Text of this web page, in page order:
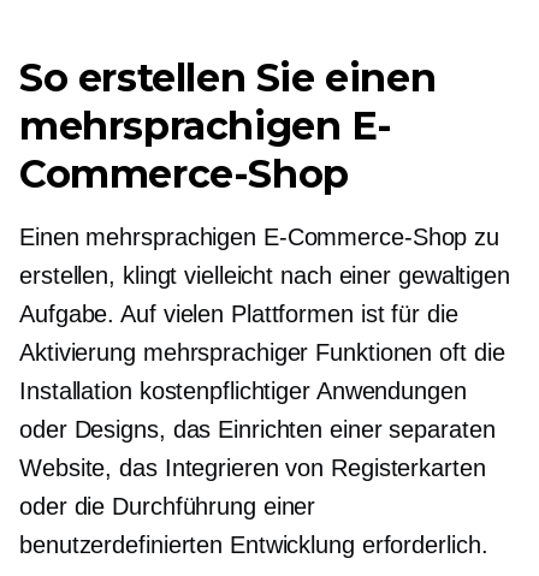
So erstellen Sie einen
mehrsprachigen E-
Commerce-Shop
Einen mehrsprachigen E-Commerce-Shop zu
erstellen, klingt vielleicht nach einer gewaltigen
Aufgabe. Auf vielen Plattformen ist für die
Aktivierung mehrsprachiger Funktionen oft die
Installation kostenpflichtiger Anwendungen
oder Designs, das Einrichten einer separaten
Website, das Integrieren von Registerkarten
oder die Durchführung einer
benutzerdefinierten Entwicklung erforderlich.